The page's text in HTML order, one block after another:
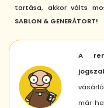
tartása, akkor válts
SABLON & GENERÁTORT!
A
már